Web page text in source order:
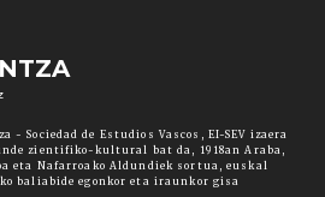
- Sociedad de Estudios Vascos, EI-SEV izaera
zientifiko-kultural bat da, 1918an Araba,
eta Nafarroako Aldundiek sortua, euskal
baliabide egonkor eta iraunkor gisa
lortzeko.
Onartu